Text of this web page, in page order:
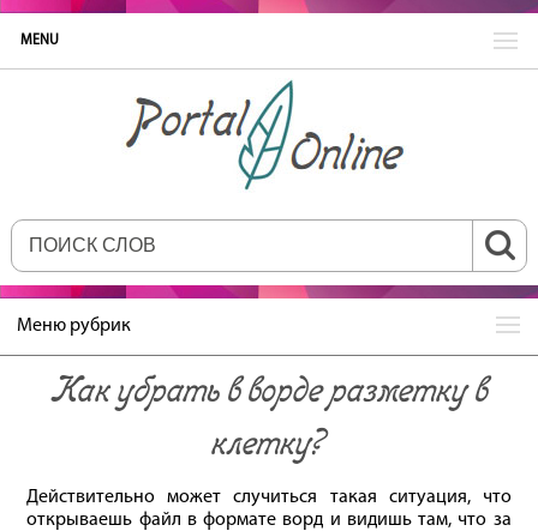
MENU
Меню рубрик
Как убрать в ворде разметку в
клетку?
Действительно может случиться такая ситуация, что
открываешь файл в формате ворд и видишь там, что за